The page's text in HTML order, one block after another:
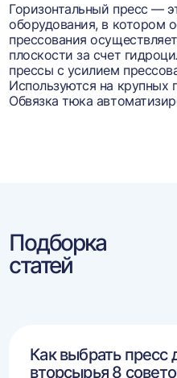
Горизонтальный пресс —
оборудования, в котором
прессования
плоскости за счет
прессы с усилием
Используются на крупных
Обвязка тюка
Подборка
статей
Как выбрать пресс
вторсырья 8